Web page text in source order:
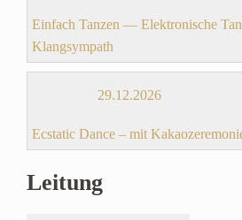
Einfach Tanzen — Elektronische
Klangsympath
29.12.2026
Ecstatic Dance – mit
Leitung